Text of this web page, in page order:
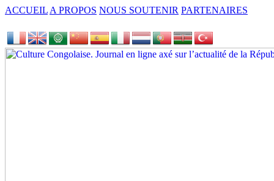
ACCUEIL A PROPOS NOUS SOUTENIR PARTENAIRES